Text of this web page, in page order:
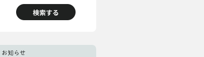
お知らせ